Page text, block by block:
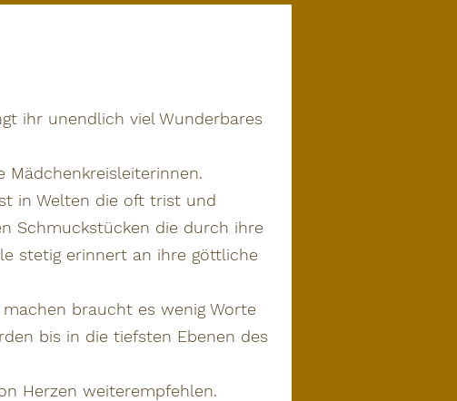
ihr unendlich viel Wunderbares
in Welten die oft trist und
Schmuckstücken die durch ihre
stetig erinnert an ihre göttliche
braucht es wenig Worte
bis in die tiefsten Ebenen des
Herzen weiterempfehlen.